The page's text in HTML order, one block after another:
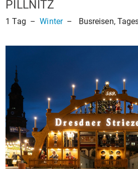
PILLNITZ
1Tag –Winter– Busreisen,